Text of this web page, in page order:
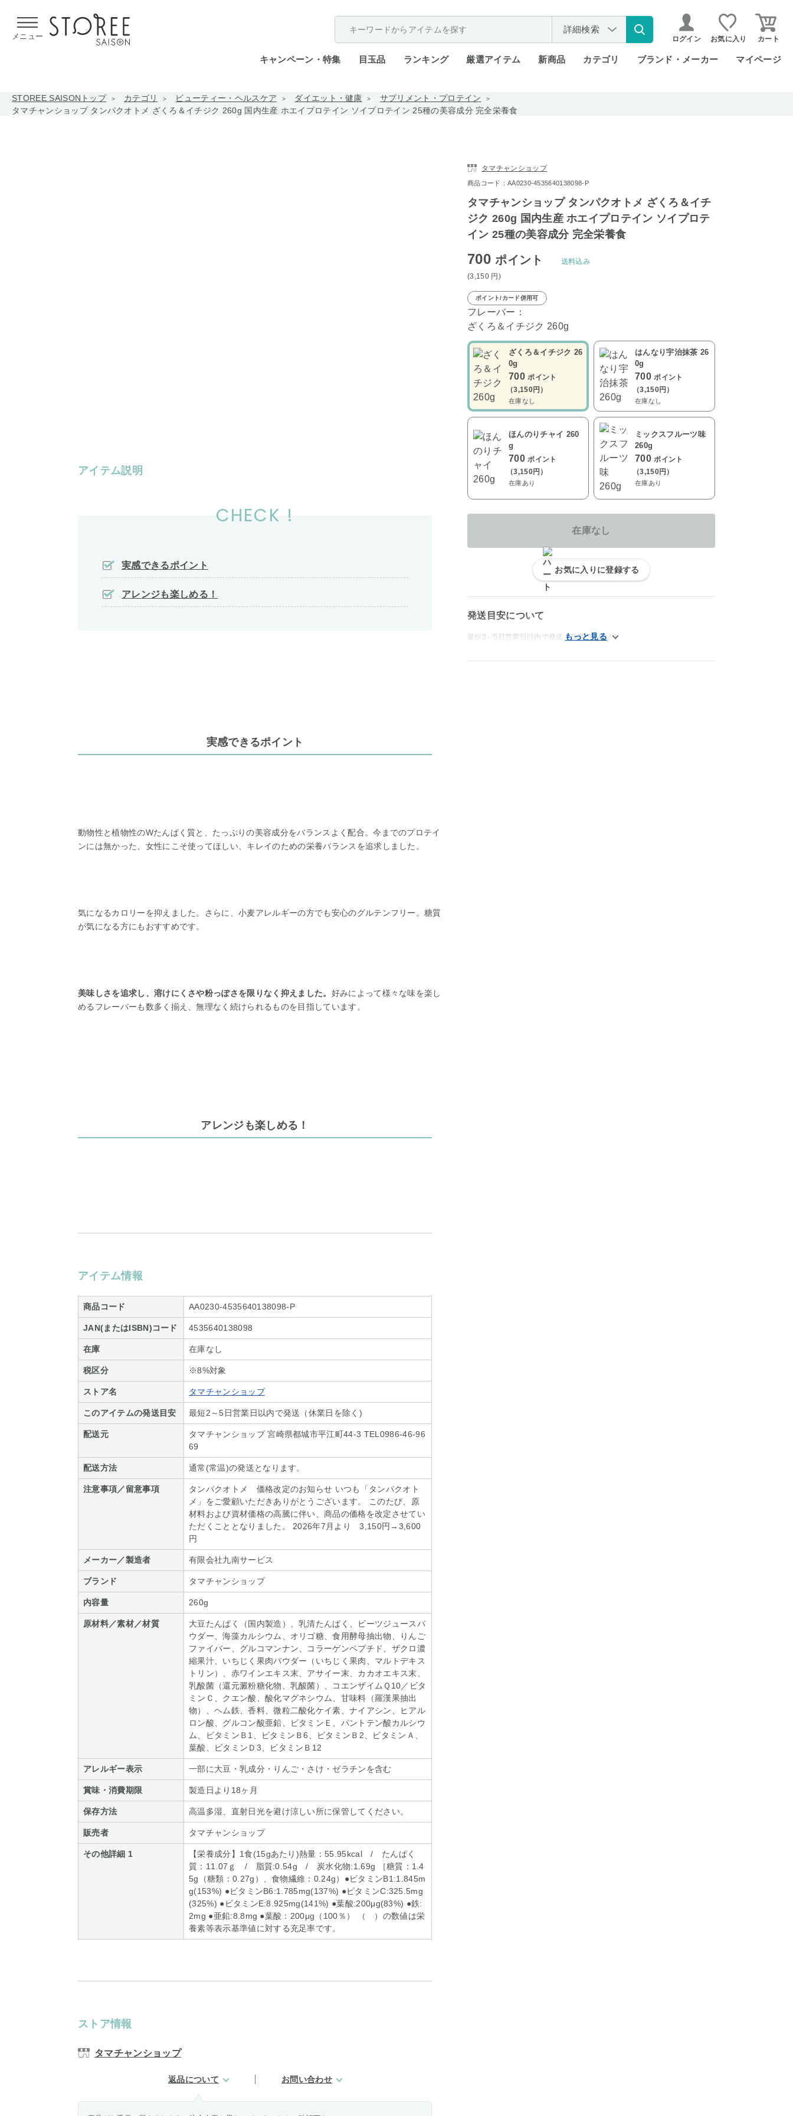
メニュー
詳細検索
ログイン お気に入り カート
キャンペーン・特集 目玉品 ランキング 厳選アイテム 新商品 カテゴリ ブランド・メーカー マイページ
STOREE SAISONトップ カテゴリ ビューティー・ヘルスケア ダイエット・健康
サプリメント・プロテイン
タマチャンショップ タンパクオトメ ざくろ＆イチジク 260g 国内生産 ホエイプロテイン ソイプロテイン 25種の美容成分 完全栄養食
アイテム説明
CHECK !
実感できるポイント
アレンジも楽しめる！
実感できるポイント
動物性と植物性のWたんぱく質と、たっぷりの美容成分をバランスよく配合。今までのプロテイ
ンには無かった、女性にこそ使ってほしい、キレイのための栄養バランスを追求しました。
気になるカロリーを抑えました。さらに、小麦アレルギーの方でも安心のグルテンフリー。糖質
が気になる方にもおすすめです。
美味しさを追求し、溶けにくさや粉っぽさを限りなく抑えました。 好みによって様々な味を楽し
めるフレーバーも数多く揃え、無理なく続けられるものを目指しています。
アレンジも楽しめる！
アイテム情報
商品コード AA0230-4535640138098-P
JAN(またはISBN)コード 4535640138098
在庫 在庫なし
税区分 ※8%対象
ストア名 タマチャンショップ
このアイテムの発送目安 最短2～5日営業日以内で発送（休業日を除く)
配送元
タマチャンショップ 宮崎県都城市平江町44-3 TEL0986-46-96
69
配送方法 通常(常温)の発送となります。
注意事項／留意事項
タンパクオトメ 価格改定のお知らせ いつも「タンパクオト
メ」をご愛顧いただきありがとうございます。 このたび、原
材料および資材価格の高騰に伴い、商品の価格を改定させてい
ただくこととなりました。 2026年7月より 3,150円→3,600
円
メーカー／製造者 有限会社九南サービス
ブランド タマチャンショップ
内容量 260g
原材料／素材／材質
大豆たんぱく（国内製造）、乳清たんぱく、ビーツジュースパ
ウダー、海藻カルシウム、オリゴ糖、食用酵母抽出物、りんご
ファイバー、グルコマンナン、コラーゲンペプチド、ザクロ濃
縮果汁、いちじく果肉パウダー（いちじく果肉、マルトデキス
トリン）、赤ワインエキス末、アサイー末、カカオエキス末、
乳酸菌（還元澱粉糖化物、乳酸菌）、コエンザイムＱ10／ビタ
ミンＣ、クエン酸、酸化マグネシウム、甘味料（羅漢果抽出
物）、ヘム鉄、香料、微粒二酸化ケイ素、ナイアシン、ヒアル
ロン酸、グルコン酸亜鉛、ビタミンＥ、パントテン酸カルシウ
ム、ビタミンＢ1、ビタミンＢ6、ビタミンＢ2、ビタミンＡ、
葉酸、ビタミンＤ3、ビタミンＢ12
アレルギー表示 一部に大豆・乳成分・りんご・さけ・ゼラチンを含む
賞味・消費期限 製造日より18ヶ月
保存方法 高温多湿、直射日光を避け涼しい所に保管してください。
販売者 タマチャンショップ
その他詳細 1
【栄養成分】1食(15gあたり)熱量：55.95kcal / たんぱく
質：11.07ｇ / 脂質:0.54g / 炭水化物:1.69g ［糖質：1.4
5g（糖類：0.27g）、食物繊維：0.24g）●ビタミンB1:1.845m
g(153%) ●ビタミンB6:1.785mg(137%) ●ビタミンC:325.5mg
(325%) ●ビタミンE:8.925mg(141%) ●葉酸:200μg(83%) ●鉄:
2mg ●亜鉛:8.8mg ●葉酸：200μg（100％） （ ）の数値は栄
養素等表示基準値に対する充足率です。
ストア情報
タマチャンショップ
返品について お問い合わせ
タマチャンショップ
商品コード：AA0230-4535640138098-P
タマチャンショップ タンパクオトメ ざくろ＆イチ
ジク 260g 国内生産 ホエイプロテイン ソイプロテ
イン 25種の美容成分 完全栄養食
700ポイント
(3,150 円 )
送料込み
ポイント/カード併用可
フレーバー：
ざくろ＆イチジク 260g
ざくろ＆イチジク 26
0g
700 ポイント
（3,150円）
在庫なし
はんなり宇治抹茶 26
0g
700 ポイント
（3,150円）
在庫なし
ほんのりチャイ 260
g
700 ポイント
（3,150円）
在庫あり
ミックスフルーツ味
260g
700 ポイント
（3,150円）
在庫あり
在庫なし
お気に入りに登録する
発送目安について
最短2～5日営業日以内で発送（休業日を除く)